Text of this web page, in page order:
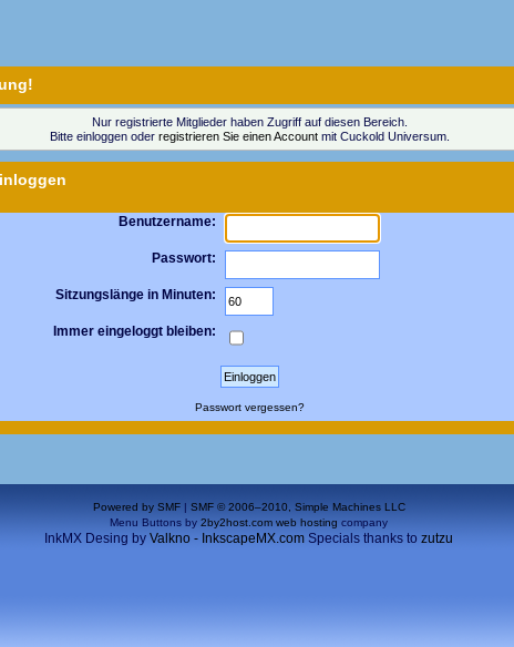
Nur registrierte Mitglieder haben Zugriff auf diesen Bereich.
Bitte einloggen oder registrieren Sie einen Accountmit Cuckold Universum.
Benutzername:
Passwort:
Sitzungslänge in Minuten:
Immer eingeloggt bleiben:
Passwort vergessen?
Powered by SMF| SMF © 2006–2010, Simple Machines LLC
Menu Buttons by2by2host.com web hosting company
InkMX Desing byValkno - InkscapeMX.com Specials thanks tozutzu